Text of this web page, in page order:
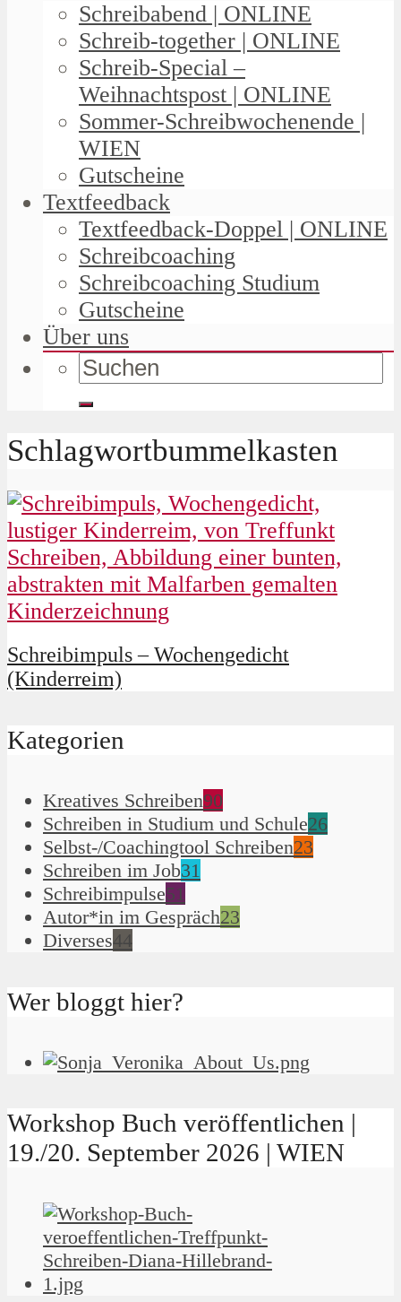
Schreibabend | ONLINE
Schreib-together | ONLINE
Schreib-Special –
Weihnachtspost | ONLINE
Sommer-Schreibwochenende |
WIEN
Gutscheine
Textfeedback
Textfeedback-Doppel | ONLINE
Schreibcoaching
Schreibcoaching Studium
Gutscheine
Über uns
Schlagwortbummelkasten
Schreibimpuls – Wochengedicht
(Kinderreim)
Kategorien
Kreatives Schreiben90
Schreiben in Studium und Schule26
Selbst-/Coachingtool Schreiben23
Schreiben im Job31
Schreibimpulse51
Autor*in im Gespräch23
Diverses44
Wer bloggt hier?
Workshop Buch veröffentlichen |
19./20. September 2026 | WIEN